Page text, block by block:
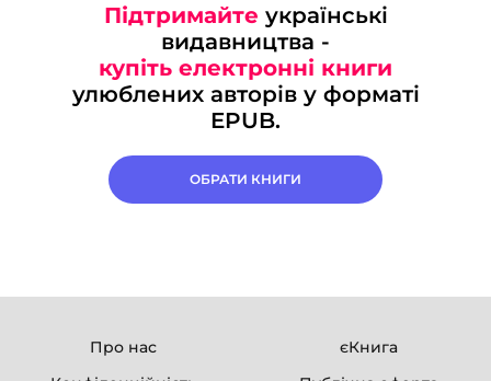
Підтримайте українські
видавництва -
купіть електронні книги
улюблених авторів у форматі
EPUB.
ОБРАТИ КНИГИ
Про нас
єКнига